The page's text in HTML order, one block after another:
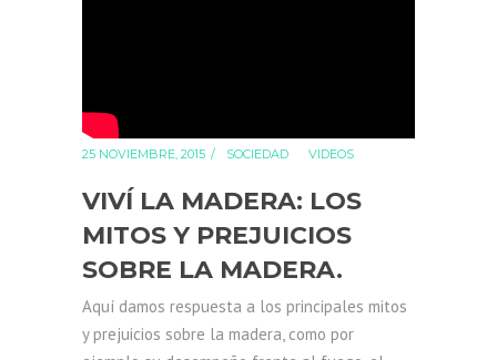
25 NOVIEMBRE, 2015 SOCIEDAD VIDEOS
VIVÍ LA MADERA: LOS
MITOS Y PREJUICIOS
SOBRE LA MADERA.
Aquí damos respuesta a los principales mitos
y prejuicios sobre la madera, como por